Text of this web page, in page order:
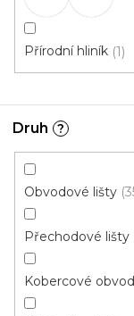
Přírodní hliník 1
Druh ?
Obvodové lišty
Přechodové lišty
Kobercové
Q63 spojka -
16 Kč